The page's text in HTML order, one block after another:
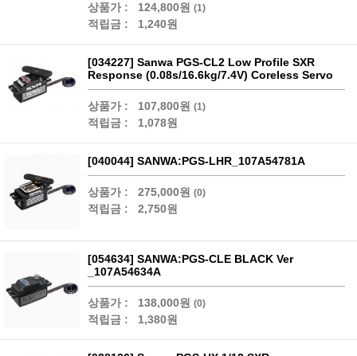
상품가 : 124,800원 (1)
적립금 : 1,240원
[034227] Sanwa PGS-CL2 Low Profile SXR
Response (0.08s/16.6kg/7.4V) Coreless Servo
상품가 : 107,800원 (1)
적립금 : 1,078원
[040044] SANWA:PGS-LHR_107A54781A
상품가 : 275,000원 (0)
적립금 : 2,750원
[054634] SANWA:PGS-CLE BLACK Ver
_107A54634A
상품가 : 138,000원 (0)
적립금 : 1,380원